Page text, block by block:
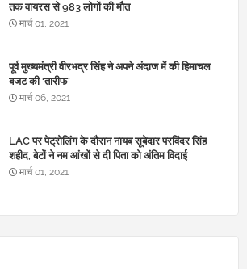
तक वायरस से 983 लोगों की मौत
मार्च 01, 2021
पूर्व मुख्यमंत्री वीरभद्र सिंह ने अपने अंदाज में की हिमाचल
बजट की ‘तारीफ’
मार्च 06, 2021
LAC पर पेट्रोलिंग के दौरान नायब सूबेदार परविंदर सिंह
शहीद, बेटों ने नम आंखों से दी पिता को अंतिम विदाई
मार्च 01, 2021